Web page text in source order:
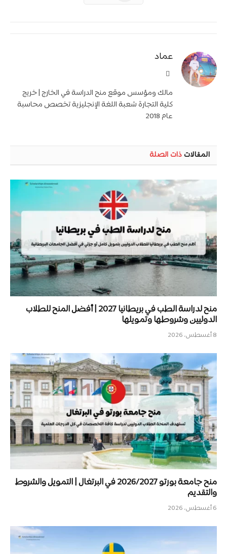
عماد
مالك ومؤسس موقع منح الدراسة في الخارج | خريج
كلية التجارة شعبة اللغة الإنجليزية تخصص محاسبة
عام 2018
المقالاتذات الصلة
منح لدراسة الطب في بريطانيا 2027 | أفضل المنح للطلاب
الدوليين وشروطها وتمويلها
8 أغسطس، 2026
منح جامعة بورتو 2026/2027 في البرتغال | التمويل والشروط
والتقديم
6 أغسطس، 2026